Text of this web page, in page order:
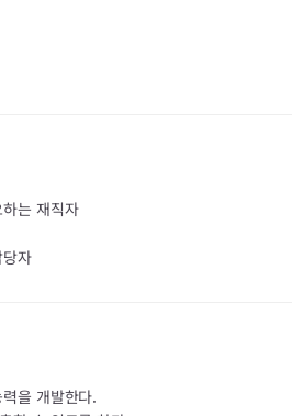
는 재직자
자
을 개발한다.